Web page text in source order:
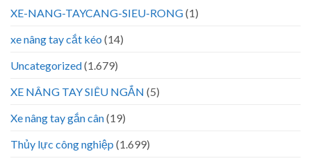
XE-NANG-TAYCANG-SIEU-RONG(1)
xe nâng tay cắt kéo (14)
Uncategorized(1.679)
XE NÂNG TAY SIÊU NGẮN (5)
Xe nâng tay gắn cân(19)
Thủy lực công nghiệp (1.699)